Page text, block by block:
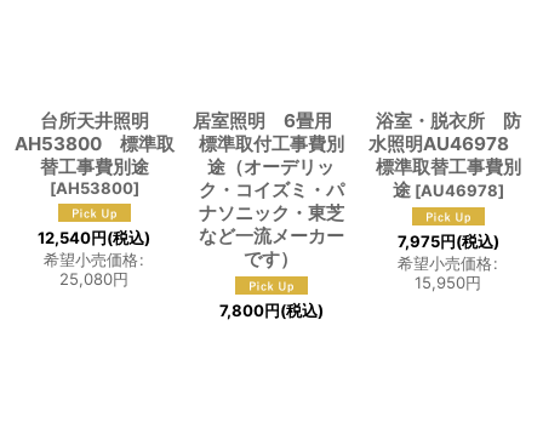
台所天井照明
AH53800 標準取
替工事費別途
[AH53800]
12,540円(税込)
希望小売価格:
25,080円
居室照明 6畳用
標準取付工事費別
途（オーデリッ
ク・コイズミ・パ
ナソニック・東芝
など一流メーカー
です）
7,800円(税込)
浴室・脱衣所 防
水照明AU46978
標準取替工事費別
途 [AU46978]
7,975円(税込)
希望小売価格:
15,950円